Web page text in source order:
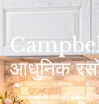
Campbell
आधुनिक
Campbell के घरों की एक